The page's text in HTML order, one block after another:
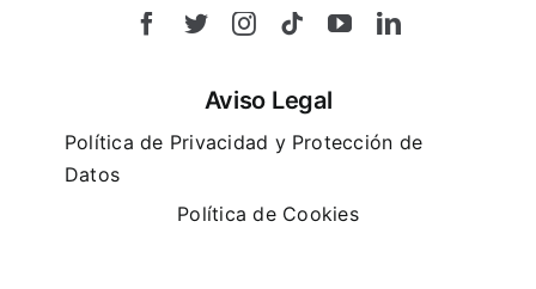
Aviso Legal
Política de Privacidad y Protección de
Datos
Política de Cookies